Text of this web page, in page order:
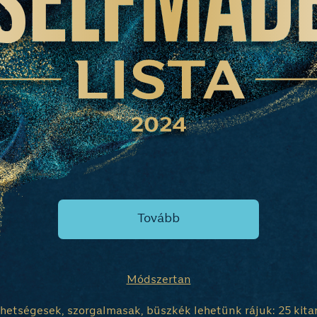
Tovább
Módszertan
szorgalmasak, büszkék lehetünk rájuk: 25